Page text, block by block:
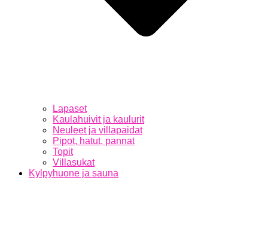
Lapaset
Kaulahuivit ja kaulurit
Neuleet ja villapaidat
Pipot, hatut, pannat
Topit
Villasukat
Kylpyhuone ja sauna